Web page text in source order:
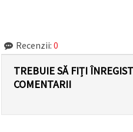
Recenzii: 0
TREBUIE SĂ FIȚI
COMENTARII